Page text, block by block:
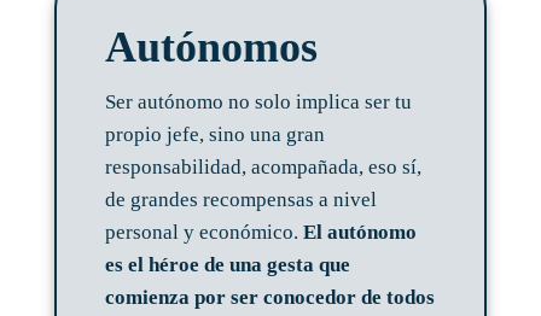
Autónomos
Ser autónomo no solo implica ser tu
propio jefe, sino una gran
responsabilidad, acompañada, eso sí,
de grandes recompensas a nivel
personal y económico. El autónomo
es el héroe de una gesta que
comienza por ser conocedor de todos